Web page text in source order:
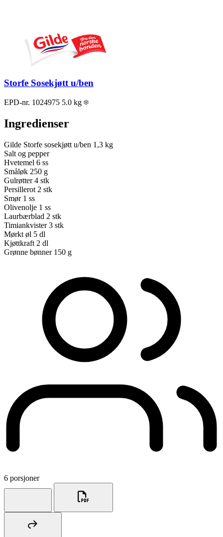
Storfe Sosekjøtt u/ben
EPD-nr. 1024975 5.0 kg
Ingredienser
Gilde Storfe sosekjøtt u/ben 1,3 kg
Salt og pepper
Hvetemel 6 ss
Småløk 250 g
Gulrøtter 4 stk
Persillerot 2 stk
Smør 1 ss
Olivenolje 1 ss
Laurbærblad 2 stk
Timiankvister 3 stk
Mørkt øl 5 dl
Kjøttkraft 2 dl
Grønne bønner 150 g
6 porsjoner